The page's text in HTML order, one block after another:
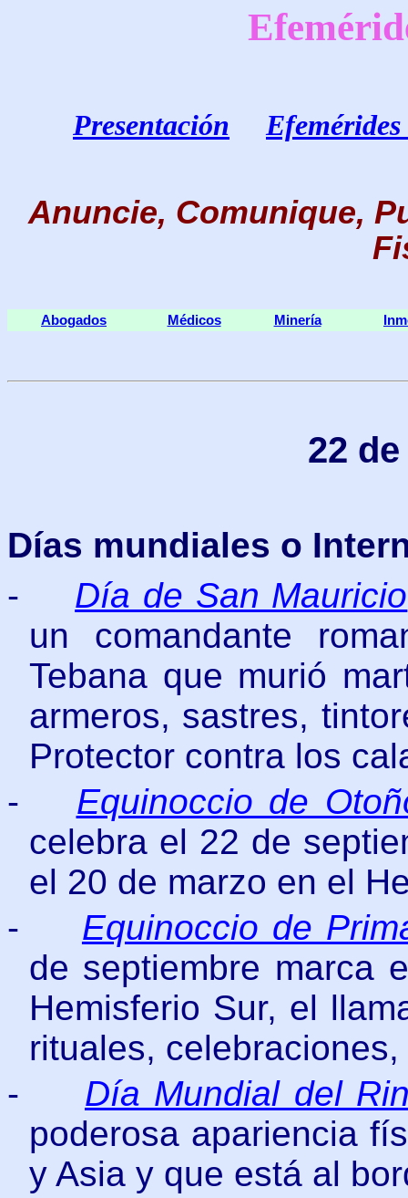
Presentación
Anuncie, Comunique,
Abogados Médicos Minería
22
Días mundiales o
-
Día de San Mauricio
un comandante
Tebana que murió
armeros, sastres,
Protector contra los
-
Equinoccio de
celebra el 22 de
el 20 de marzo en el
-
Equinoccio de
de septiembre marca
Hemisferio Sur, el
rituales,
-
Día Mundial del
poderosa apariencia
y Asia y que está al